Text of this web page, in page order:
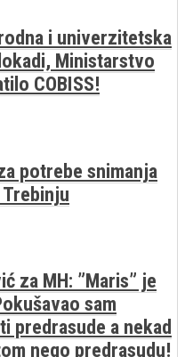
i univerzitetska
Ministarstvo
COBISS!
potrebe snimanja
za MH: ”Maris” je
sam
predrasude a nekad
nego predrasudu!